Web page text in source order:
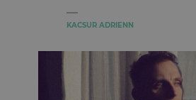
KACSUR ADRIENN